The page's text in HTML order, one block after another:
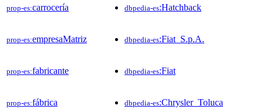
prop-es:carrocería dbpedia-es:Hatchback
prop-es:empresaMatriz dbpedia-es:Fiat_S.p.A.
prop-es:fabricante dbpedia-es:Fiat
prop-es:fábrica dbpedia-es:Chrysler_Toluca